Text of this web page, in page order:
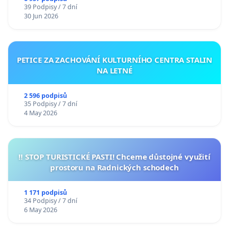
39 Podpisy / 7 dní
30 Jun 2026
PETICE ZA ZACHOVÁNÍ KULTURNÍHO CENTRA STALIN
NA LETNÉ
2 596 podpisů
35 Podpisy / 7 dní
4 May 2026
‼️ STOP TURISTICKÉ PASTI! Chceme důstojné využití
prostoru na Radnických schodech
1 171 podpisů
34 Podpisy / 7 dní
6 May 2026